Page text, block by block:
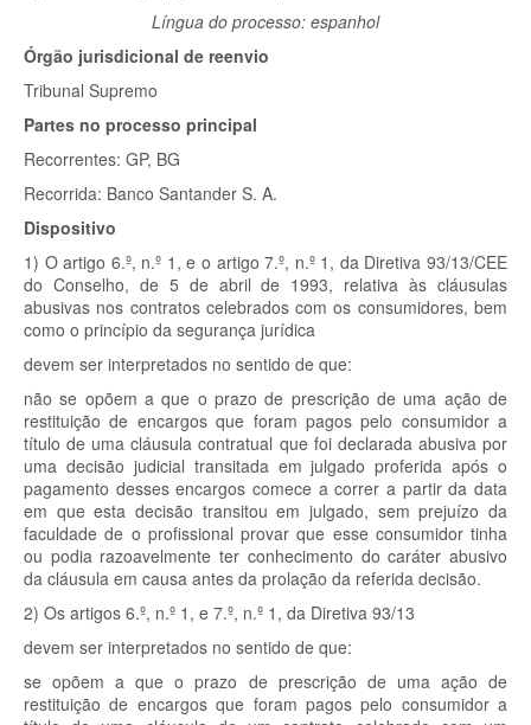
Língua do processo: espanhol
Órgão jurisdicional de reenvio
Tribunal Supremo
Partes no processo principal
Recorrentes: GP, BG
Recorrida: Banco Santander S. A.
Dispositivo
1) O artigo 6.º, n.º 1, e o artigo 7.º, n.º 1, da Diretiva 93/13/CEE
do Conselho, de 5 de abril de 1993, relativa às cláusulas
abusivas nos contratos celebrados com os consumidores, bem
como o princípio da segurança jurídica
devem ser interpretados no sentido de que:
não se opõem a que o prazo de prescrição de uma ação de
restituição de encargos que foram pagos pelo consumidor a
título de uma cláusula contratual que foi declarada abusiva por
uma decisão judicial transitada em julgado proferida após o
pagamento desses encargos comece a correr a partir da data
em que esta decisão transitou em julgado, sem prejuízo da
faculdade de o profissional provar que esse consumidor tinha
ou podia razoavelmente ter conhecimento do caráter abusivo
da cláusula em causa antes da prolação da referida decisão.
2) Os artigos 6.º, n.º 1, e 7.º, n.º 1, da Diretiva 93/13
devem ser interpretados no sentido de que:
se opõem a que o prazo de prescrição de uma ação de
restituição de encargos que foram pagos pelo consumidor a